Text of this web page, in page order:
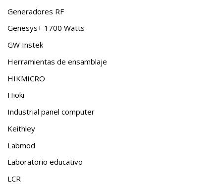
Generadores RF
Genesys+ 1700 Watts
GW Instek
Herramientas de ensamblaje
HIKMICRO
Hioki
Industrial panel computer
Keithley
Labmod
Laboratorio educativo
LCR